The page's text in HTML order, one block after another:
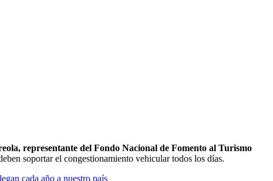
representante del Fondo Nacional de Fomento al Turismo
soportar el congestionamiento vehicular todos los días.